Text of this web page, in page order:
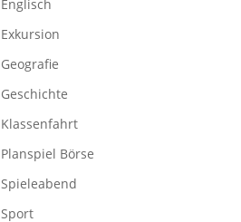
Englisch
Exkursion
Geografie
Geschichte
Klassenfahrt
Planspiel Börse
Spieleabend
Sport